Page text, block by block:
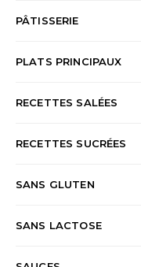
PÂTISSERIE
PLATS PRINCIPAUX
RECETTES SALÉES
RECETTES SUCRÉES
SANS GLUTEN
SANS LACTOSE